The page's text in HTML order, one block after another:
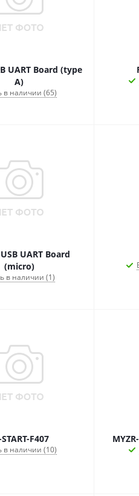
UART Board (type
A)
в наличии (65)
UART Board
(micro)
в наличии (1)
F407
в наличии (10)